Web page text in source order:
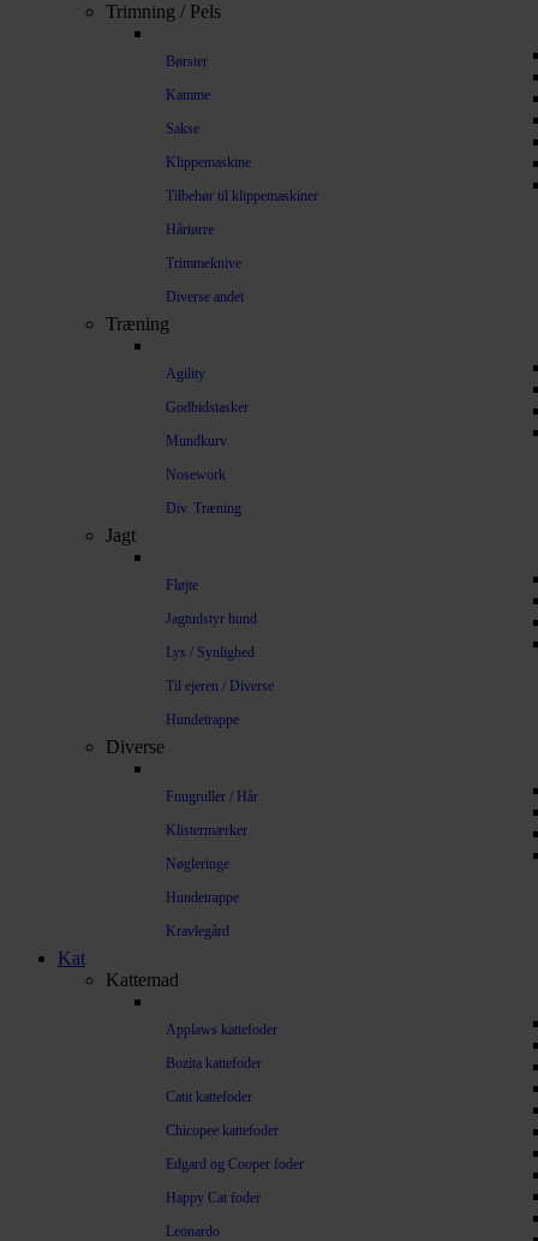
Trimning / Pels
Børster
Kamme
Sakse
Klippemaskine
Tilbehør til klippemaskiner
Hårtørre
Trimmeknive
Diverse andet
Træning
Agility
Godbidstasker
Mundkurv
Nosework
Div. Træning
Jagt
Fløjte
Jagtudstyr hund
Lys / Synlighed
Til ejeren / Diverse
Hundetrappe
Diverse
Fnugruller / Hår
Klistermærker
Nøgleringe
Hundetrappe
Kravlegård
Kat
Kattemad
Applaws kattefoder
Bozita kattefoder
Catit kattefoder
Chicopee kattefoder
Edgard og Cooper foder
Happy Cat foder
Leonardo